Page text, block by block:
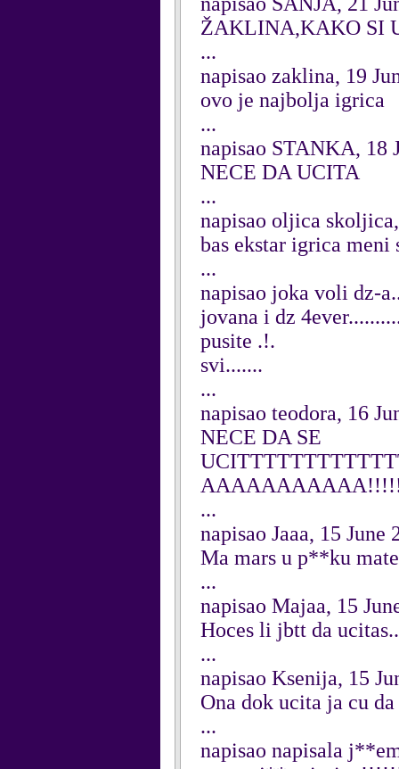
ŽAKLINA,KAKO SI
...
napisao zaklina, 19
ovo je najbolja igrica
...
napisao STANKA, 18
NECE DA UCITA
...
napisao oljica
bas ekstar igrica meni
...
napisao joka voli dz-
jovana i dz
pusite .!.
svi.......
...
napisao teodora, 16
NECE DA SE
...
napisao Jaaa, 15 June
Ma mars u p**ku
...
napisao Majaa, 15
Hoces li jbtt da
...
napisao Ksenija, 15
Ona dok ucita ja cu
...
napisao napisala